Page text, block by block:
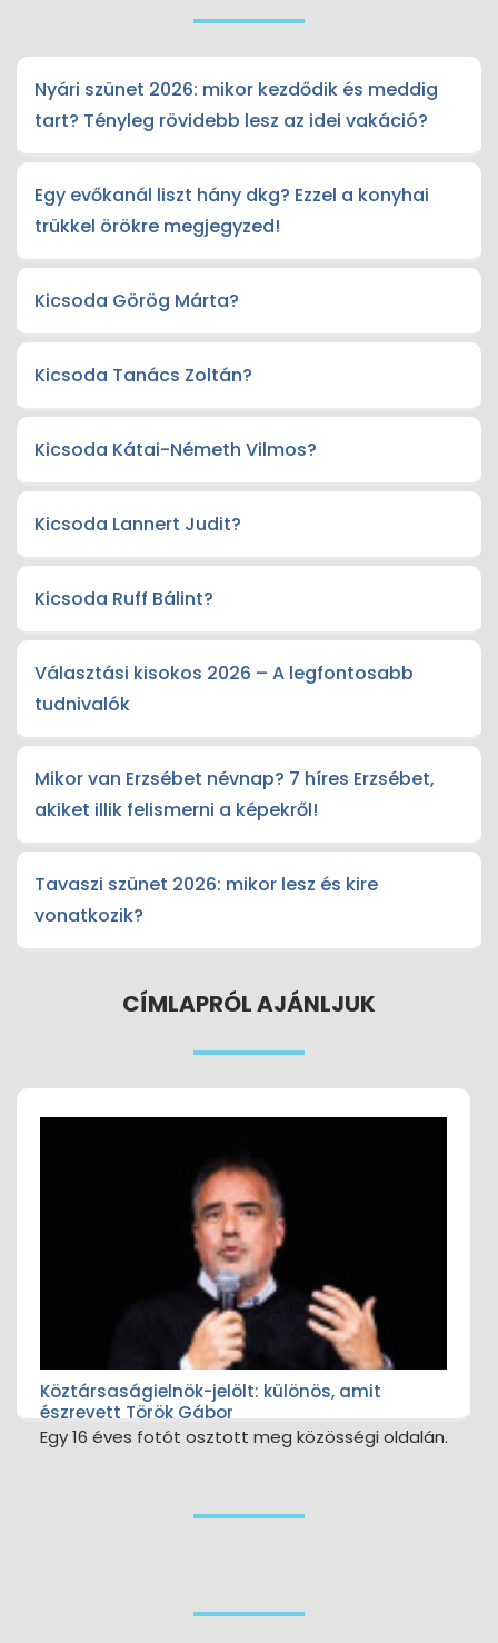
Nyári szünet 2026: mikor kezdődik és meddig
tart? Tényleg rövidebb lesz az idei vakáció?
Egy evőkanál liszt hány dkg? Ezzel a konyhai
trükkel örökre megjegyzed!
Kicsoda Görög Márta?
Kicsoda Tanács Zoltán?
Kicsoda Kátai-Németh Vilmos?
Kicsoda Lannert Judit?
Kicsoda Ruff Bálint?
Választási kisokos 2026 – A legfontosabb
tudnivalók
Mikor van Erzsébet névnap? 7 híres Erzsébet,
akiket illik felismerni a képekről!
Tavaszi szünet 2026: mikor lesz és kire
vonatkozik?
CÍMLAPRÓL AJÁNLJUK
Köztársaságielnök-jelölt: különös, amit
észrevett Török Gábor
Egy 16 éves fotót osztott meg közösségi oldalán.